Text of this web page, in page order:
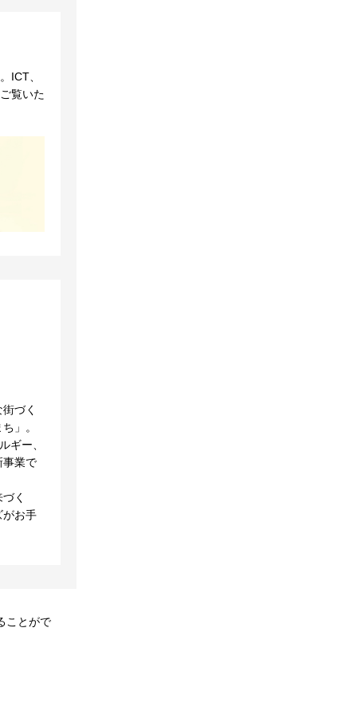
ICT、
覧いた
づく
」。
ギー、
事業で
く
がお手
ことがで